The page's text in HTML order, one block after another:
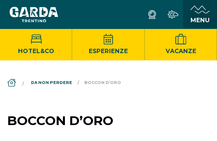
HOTEL&CO ESPERIENZE VACANZE
DA NON PERDERE BOCCON D’ORO
BOCCON D’ORO